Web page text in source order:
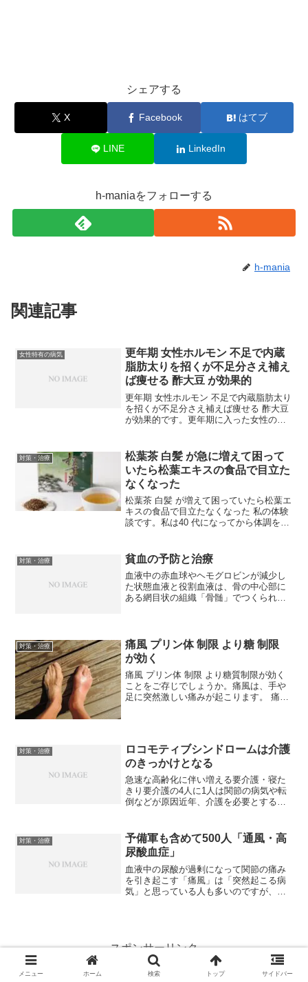
シェアする
X Facebook はてブ
LINE LinkedIn
h-maniaをフォローする
h-mania
関連記事
女性特有の病気
更年期 女性ホルモン 不足で内蔵
脂肪太りを招くが不足分さえ補え
ば痩せる 酢大豆 が効果的
更年期 女性ホルモン 不足で内蔵脂肪太り
を招くが不足分さえ補えば痩せる 酢大豆
が効果的です。更年期に入った女性のた
す。これは女性ホルモンが不足するため
です。代謝が落ち...
対策・治療
松葉茶 白髪 が急に増えて困って
いたら松葉エキスの食品で目立た
なくなった
松葉茶 白髪 が増えて困っていたら松葉エ
キスの食品で目立たなくなった 私の体験
談です。私は40 代になってから体調を崩
いことを知り、松葉の食品を摂っていた
ら回復してきました。
対策・治療 貧血の予防と治療
血液中の赤血球やヘモグロビンが減少し
た状態血液と役割血液は、骨の中心部に
ある網目状の組織「骨髄」でつくられま
働きが異なる細胞へと成熟...
対策・治療
痛風 プリン体 制限 より糖 制限
が効く
痛風 プリン体 制限 より糖質制限が効く
ことをご存じでしょうか。痛風は、手や
足に突然激しい痛みが起こります。 痛み
対策・治療
ロコモティブシンドロームは介護
のきっかけとなる
急速な高齢化に伴い増える要介護・寝た
きり要介護の4人に1人は関節の病気や転
倒などが原因近年、介護を必要とする人
数は、この数年間でおよそ2倍に増加しま
した。要介護や寝たき...
対策・治療
予備軍も含めて500人「通風・高
尿酸血症」
血液中の尿酸が過剰になって関節の痛み
を引き起こす「痛風」は「突然起こる病
気」と思っている人も多いのですが、実
スポンサーリンク
メニュー ホーム 検索 トップ サイドバー